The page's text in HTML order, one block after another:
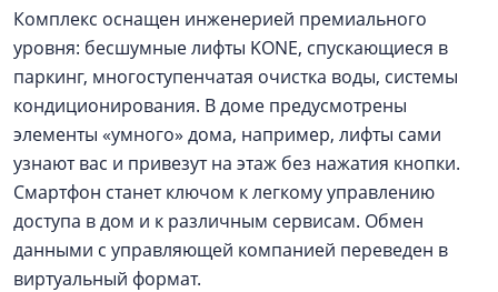
Комплекс оснащен инженерией премиального
уровня: бесшумные лифты KONE, спускающиеся в
паркинг, многоступенчатая очистка воды, системы
кондиционирования. В доме предусмотрены
элементы «умного» дома, например, лифты сами
узнают вас и привезут на этаж без нажатия кнопки.
Смартфон станет ключом к легкому управлению
доступа в дом и к различным сервисам. Обмен
данными с управляющей компанией переведен в
виртуальный формат.